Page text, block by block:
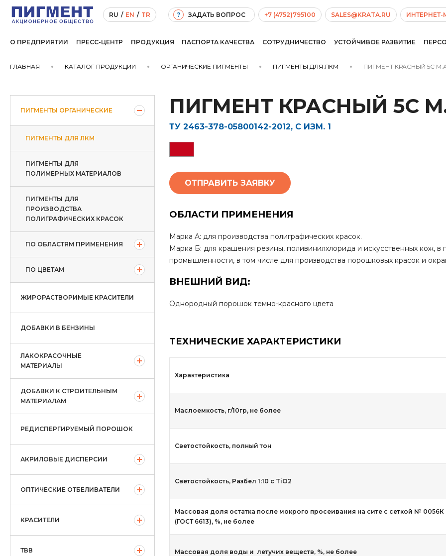
RU / EN / TR ? ЗАДАТЬ ВОПРОС +7 (4752)795100 SALES@KRATA.RU ИНТЕРНЕТ-
О ПРЕДПРИЯТИИ ПРЕСС-ЦЕНТР ПРОДУКЦИЯ ПАСПОРТА КАЧЕСТВА СОТРУДНИЧЕСТВО УСТОЙЧИВОЕ РАЗВИТИЕ
ГЛАВНАЯ КАТАЛОГ ПРОДУКЦИИ ОРГАНИЧЕСКИЕ ПИГМЕНТЫ ПИГМЕНТЫ ДЛЯ ЛКМ ПИГМЕНТ КРАСНЫЙ 5С
ПИГМЕНТЫ ОРГАНИЧЕСКИЕ
ПИГМЕНТЫ ДЛЯ ЛКМ
ПИГМЕНТЫ ДЛЯ
ПОЛИМЕРНЫХ МАТЕРИАЛОВ
ПИГМЕНТЫ ДЛЯ
ПРОИЗВОДСТВА
ПОЛИГРАФИЧЕСКИХ КРАСОК
ПО ОБЛАСТЯМ ПРИМЕНЕНИЯ
ПО ЦВЕТАМ
ЖИРОРАСТВОРИМЫЕ КРАСИТЕЛИ
ДОБАВКИ В БЕНЗИНЫ
ЛАКОКРАСОЧНЫЕ
МАТЕРИАЛЫ
ДОБАВКИ К СТРОИТЕЛЬНЫМ
МАТЕРИАЛАМ
РЕДИСПЕРГИРУЕМЫЙ ПОРОШОК
АКРИЛОВЫЕ ДИСПЕРСИИ
ОПТИЧЕСКИЕ ОТБЕЛИВАТЕЛИ
КРАСИТЕЛИ
ТВВ
ПИГМЕНТ КРАСНЫЙ 5С
ТУ 2463-378-05800142-2012, С ИЗМ. 1
ОТПРАВИТЬ ЗАЯВКУ
ОБЛАСТИ ПРИМЕНЕНИЯ
Марка А: для производства полиграфических красок.
Марка Б: для крашения резины, поливинилхлорида и искусственных кож, в
промышленности, в том числе для производства порошковых красок и
ВНЕШНИЙ ВИД:
Однородный порошок темно-красного цвета
ТЕХНИЧЕСКИЕ ХАРАКТЕРИСТИКИ
Характеристика
Маслоемкость, г/10гр, не более
Светостойкость, полный тон
Светостойкость, Разбел 1:10 с TiO2
Массовая доля остатка после мокрого просеивания на сите с сеткой № 0056К
(ГОСТ 6613), %, не более
Массовая доля воды и летучих веществ, %, не более